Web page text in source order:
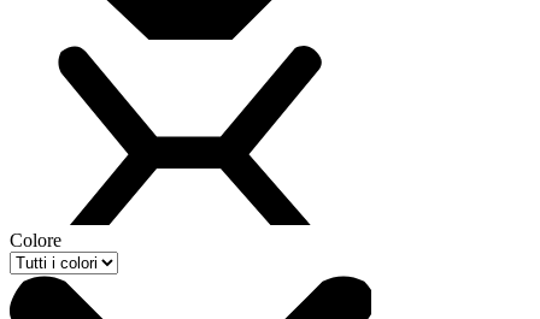
Colore